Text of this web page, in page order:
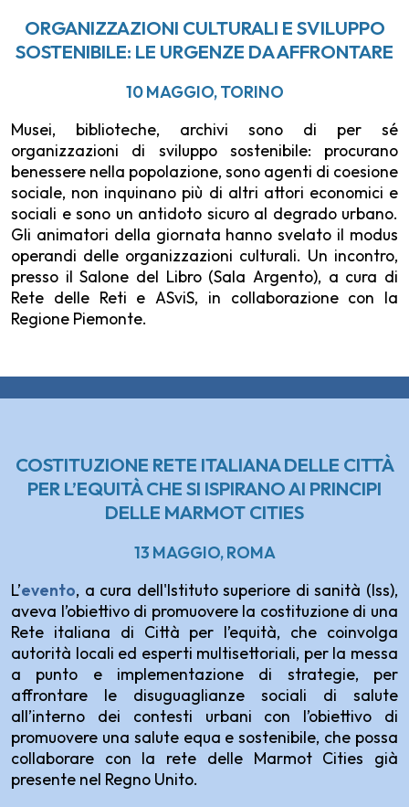
ORGANIZZAZIONI CULTURALI E SVILUPPO
SOSTENIBILE: LE URGENZE DA AFFRONTARE
10 MAGGIO, TORINO
Musei, biblioteche, archivi sono di per sé
organizzazioni di sviluppo sostenibile: procurano
benessere nella popolazione, sono agenti di coesione
sociale, non inquinano più di altri attori economici e
sociali e sono un antidoto sicuro al degrado urbano.
Gli animatori della giornata hanno svelato il modus
operandi delle organizzazioni culturali. Un incontro,
presso il Salone del Libro (Sala Argento), a cura di
Rete delle Reti e ASviS, in collaborazione con la
Regione Piemonte.
COSTITUZIONE RETE ITALIANA DELLE CITTÀ
PER L’EQUITÀ CHE SI ISPIRANO AI PRINCIPI
DELLE MARMOT CITIES
13 MAGGIO, ROMA
L’evento, a cura dell'Istituto superiore di sanità (Iss),
aveva l’obiettivo di promuovere la costituzione di una
Rete italiana di Città per l’equità, che coinvolga
autorità locali ed esperti multisettoriali, per la messa
a punto e implementazione di strategie, per
affrontare le disuguaglianze sociali di salute
all’interno dei contesti urbani con l’obiettivo di
promuovere una salute equa e sostenibile, che possa
collaborare con la rete delle Marmot Cities già
presente nel Regno Unito.